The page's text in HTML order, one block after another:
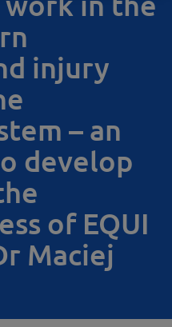
injury
– an
develop
of EQUI
Maciej